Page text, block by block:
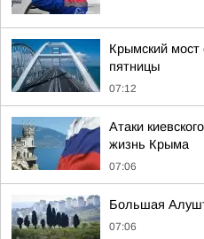
Крымский мост
пятницы
07:12
Атаки
жизнь Крыма
07:06
Большая
07:06